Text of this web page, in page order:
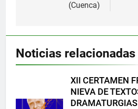
(Cuenca)
Noticias relacionadas
XII CERTAMEN
NIEVA DE
DRAMATURGIAS